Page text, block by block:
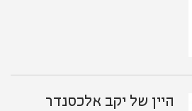
היין של יקב אלכסנדר